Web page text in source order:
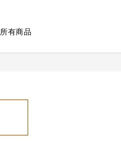
所有商品